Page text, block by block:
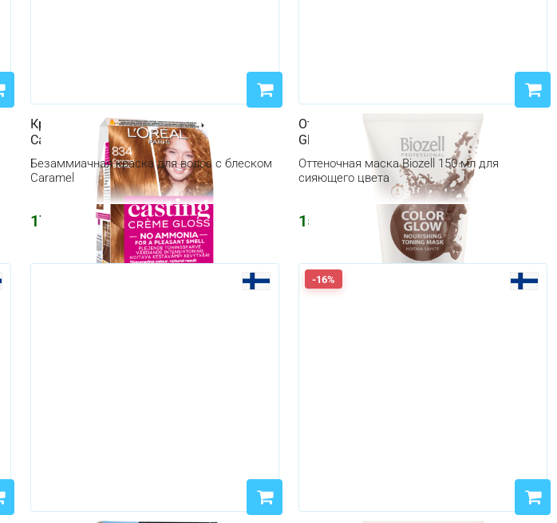
Краска для волос Kevytväri Gloss 834
Caramel
Безаммиачная краска для волос с блеском
Caramel
1759
Оттеночная маска Biozell 150 мл Color
Glow, Frozen Mocha
Оттеночная маска Biozell 150 мл для
сияющего цвета
1556
-16%